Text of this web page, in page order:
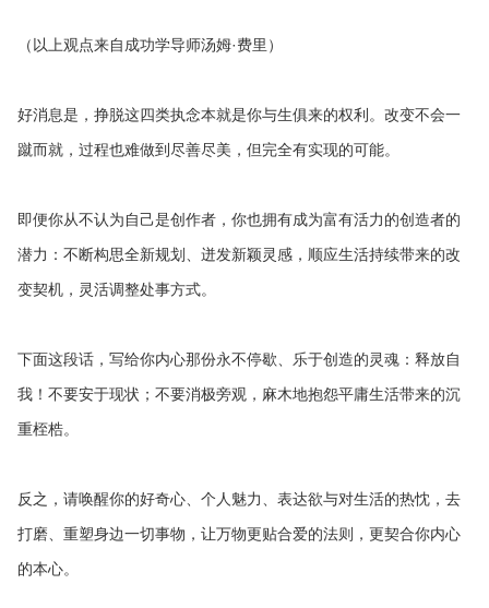
（以上观点来自成功学导师汤姆·费里）
好消息是，挣脱这四类执念本就是你与生俱来的权利。改变不会一
蹴而就，过程也难做到尽善尽美，但完全有实现的可能。
即便你从不认为自己是创作者，你也拥有成为富有活力的创造者的
潜力：不断构思全新规划、迸发新颖灵感，顺应生活持续带来的改
变契机，灵活调整处事方式。
下面这段话，写给你内心那份永不停歇、乐于创造的灵魂：释放自
我！不要安于现状；不要消极旁观，麻木地抱怨平庸生活带来的沉
重桎梏。
反之，请唤醒你的好奇心、个人魅力、表达欲与对生活的热忱，去
打磨、重塑身边一切事物，让万物更贴合爱的法则，更契合你内心
的本心。